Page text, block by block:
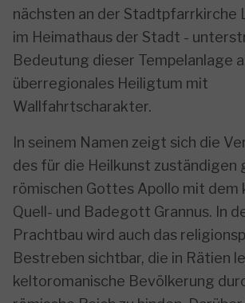
nächsten an der Stadtpfarrkirche
im Heimathaus der Stadt -
Bedeutung dieser Tempelanlage
überregionales Heiligtum mit
Wallfahrtscharakter.
In seinem Namen zeigt sich die
des für die Heilkunst zuständigen
römischen Gottes Apollo mit dem
Quell- und Badegott Grannus. In
Prachtbau wird auch das
Bestreben sichtbar, die in Rätien
keltoromanische Bevölkerung